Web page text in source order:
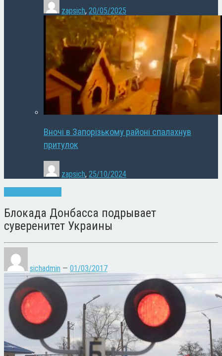
zapsich, 20/05/2025
Вночі в Запорізькому районі спалахнув
притулок
zapsich, 25/10/2024
Блокада Донбасса подрывает
суверенитет Украины
sichadmin — 01/03/2017